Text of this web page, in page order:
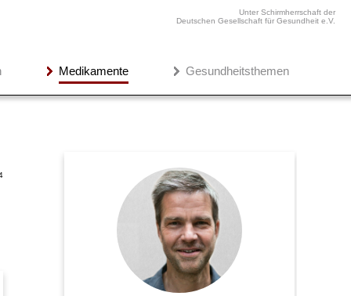
Unter Schirmherrschaft der
Deutschen Gesellschaft für Gesundheit e.V.
Medikamente
Gesundheitsthemen